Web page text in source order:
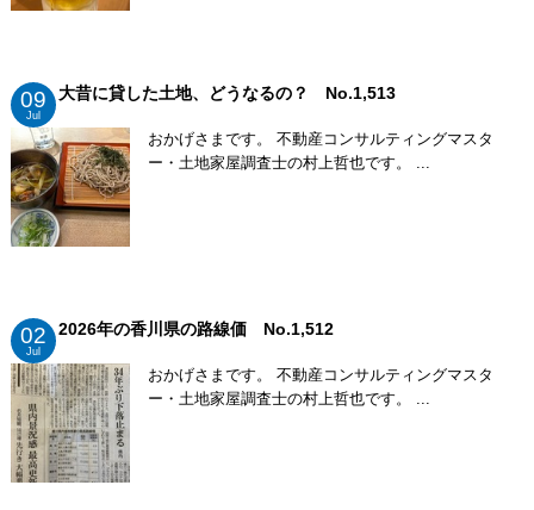
09
Jul
大昔に貸した土地、どうなるの？ No.1,513
おかげさまです。 不動産コンサルティングマスタ
ー・土地家屋調査士の村上哲也です。 ...
02
Jul
2026年の香川県の路線価 No.1,512
おかげさまです。 不動産コンサルティングマスタ
ー・土地家屋調査士の村上哲也です。 ...